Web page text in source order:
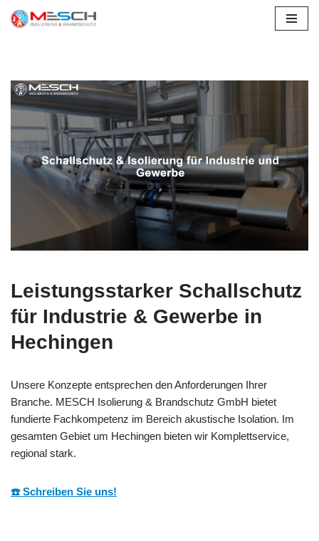
Leistungsstarker Schallschutz
für Industrie & Gewerbe in
Hechingen
Unsere Konzepte entsprechen den Anforderungen Ihrer
Branche. MESCH Isolierung & Brandschutz GmbH bietet
fundierte Fachkompetenz im Bereich akustische Isolation. Im
gesamten Gebiet um Hechingen bieten wir Komplettservice,
regional stark.
☎️ Schreiben Sie uns!